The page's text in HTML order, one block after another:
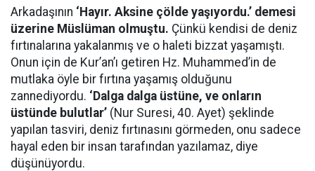
Arkadaşının ‘Hayır. Aksine çölde yaşıyordu.’ demesi
üzerine Müslüman olmuştu. Çünkü kendisi de deniz
fırtınalarına yakalanmış ve o haleti bizzat yaşamıştı.
Onun için de Kur’an’ı getiren Hz. Muhammed’in de
mutlaka öyle bir fırtına yaşamış olduğunu
zannediyordu. ‘Dalga dalga üstüne, ve onların
üstünde bulutlar’ (Nur Suresi, 40. Ayet) şeklinde
yapılan tasviri, deniz fırtınasını görmeden, onu sadece
hayal eden bir insan tarafından yazılamaz, diye
düşünüyordu.